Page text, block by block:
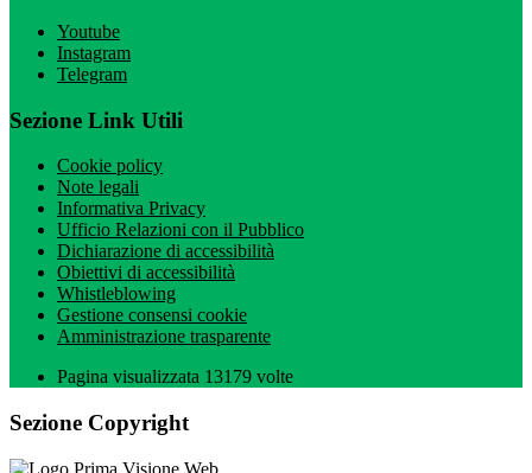
Youtube
Instagram
Telegram
Sezione Link Utili
Cookie policy
Note legali
Informativa Privacy
Ufficio Relazioni con il Pubblico
Dichiarazione di accessibilità
Obiettivi di accessibilità
Whistleblowing
Gestione consensi cookie
Amministrazione trasparente
Pagina visualizzata 13179 volte
Sezione Copyright